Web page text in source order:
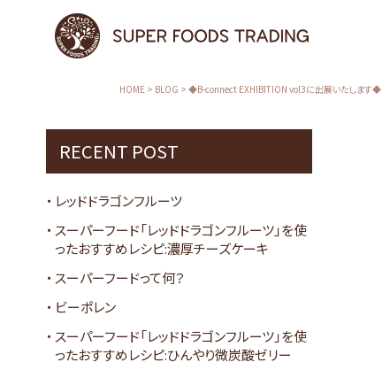
HOME> BLOG > ◆B-connect EXHIBITION vol3に出展いたします◆
RECENT POST
レッドドラゴンフルーツ
スーパーフード「レッドドラゴンフルーツ」を使
ったおすすめレシピ:濃厚チーズケーキ
スーパーフードって何？
ビーポレン
スーパーフード「レッドドラゴンフルーツ」を使
ったおすすめレシピ:ひんやり微炭酸ゼリー